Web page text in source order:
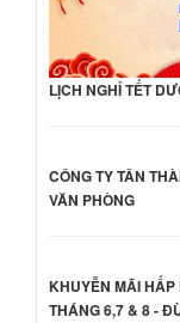
LỊCH NGHỈ TẾT
CÔNG TY TÂN
VĂN PHÒNG
KHUYỄN MÃI HẤP
THÁNG 6,7 & 8 -